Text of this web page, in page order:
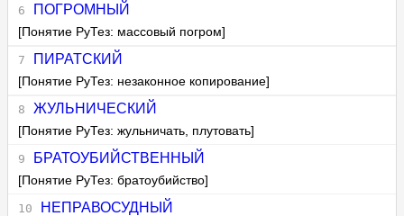
ПОГРОМНЫЙ
[Понятие РуТез: массовый погром]
ПИРАТСКИЙ
[Понятие РуТез: незаконное копирование]
ЖУЛЬНИЧЕСКИЙ
[Понятие РуТез: жульничать, плутовать]
БРАТОУБИЙСТВЕННЫЙ
[Понятие РуТез: братоубийство]
НЕПРАВОСУДНЫЙ